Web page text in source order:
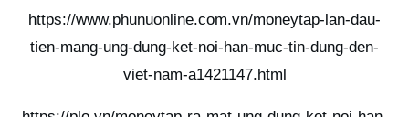
https://www.phunuonline.com.vn/moneytap-lan-dau-
tien-mang-ung-dung-ket-noi-han-muc-tin-dung-den-
viet-nam-a1421147.html